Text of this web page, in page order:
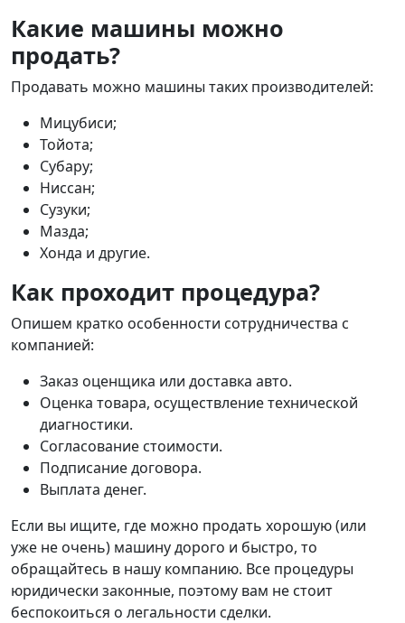
Какие машины можно
продать?
Продавать можно машины таких производителей:
Мицубиси;
Тойота;
Субару;
Ниссан;
Сузуки;
Мазда;
Хонда и другие.
Как проходит процедура?
Опишем кратко особенности сотрудничества с
компанией:
Заказ оценщика или доставка авто.
Оценка товара, осуществление технической
диагностики.
Согласование стоимости.
Подписание договора.
Выплата денег.
Если вы ищите, где можно продать хорошую (или
уже не очень) машину дорого и быстро, то
обращайтесь в нашу компанию. Все процедуры
юридически законные, поэтому вам не стоит
беспокоиться о легальности сделки.